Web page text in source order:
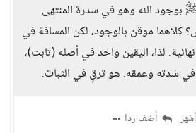
بوجود الله وهو في سدرة المنتهى
كلاهما موقن بالوجود، لكن المسافة في
لذا، اليقين واحد في أصله (ثابت)،
في شدته وعمقه. هو ترقٍ في الثبات.
أضف ردا